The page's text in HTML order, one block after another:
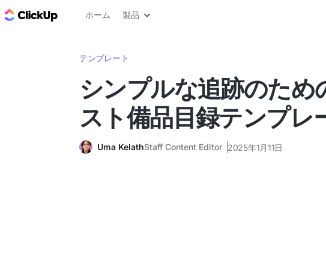
ClickUp ブログ
ホーム 製品
テンプレート
シンプルな追跡のため
スト備品目録テンプレ
Uma KelathStaff Content Editor 2025年1月11日